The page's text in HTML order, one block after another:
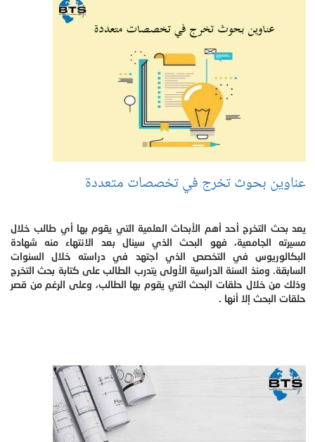
عناوين بحوث تخرج في تخصصات متعددة
يعد بحث التخرج أحد أهم الأبحاث العلمية التي يقوم بها أي طالب خلال
مسيرته الجامعية، فهو البحث الذي سينال بعد الانتهاء منه شهادة
البكالوريوس في التخصص الذي اجتهد في دراسته خلال السنوات
السابقة. ومنذ السنة الدراسية الأولى يتدرب الطالب على كتابة بحث التخرج
وذلك من خلال حلقات البحث التي يقوم بها الطالب، وعلى الرغم من قصر
حلقات البحث إلا أنها .